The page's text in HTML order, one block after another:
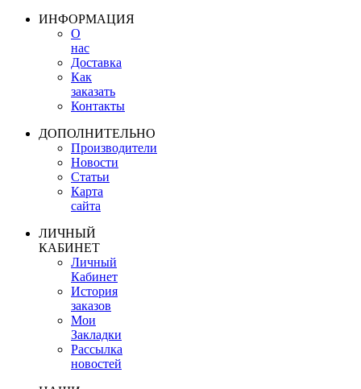
ИНФОРМАЦИЯ
О
нас
Доставка
Как
заказать
Контакты
ДОПОЛНИТЕЛЬНО
Производители
Новости
Статьи
Карта
сайта
ЛИЧНЫЙ
КАБИНЕТ
Личный
Кабинет
История
заказов
Мои
Закладки
Рассылка
новостей